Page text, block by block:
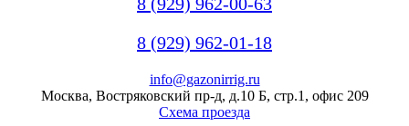
8 (929) 962-01-18
info@gazonirrig.ru
Москва, Востряковский пр-д, д.10 Б, стр.1, офис 209
Схема проезда